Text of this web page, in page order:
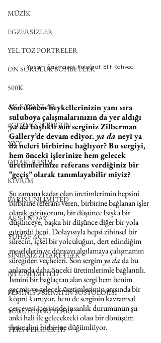
MÜZİK
EGZERSİZLER
YEL TOZ PORTRELER
ON SORULUK SOHBETLER
500K
AK-SAYANLAR
#GEÇMİŞTEBUGÜN
XXY
ODAK: RESİM
KIVRIM
PARIS UNLIMITED
AKS-ENDAZ
TUHAF AÇI
SINIRSIZ ZİYARETLER
NY UNLIMITED
FEMİNİST SANATIN SOSYOLOJİSİ
YÜRÜYÜŞ NOTLARI
TERS PERSPEKTİF
Yaşam Şaşmazer, Fotoğraf: Elif Kahveci
Son dönem heykellerinizin yanı sıra
suluboya çalışmalarınızın da yer aldığı
ya da başlıklı son serginiz Zilberman
Gallery’de devam ediyor. ya da neyi ya
da neleri birbirine bağlıyor? Bu sergiyi,
hem önceki işlerinize hem gelecek
üretimlerinize referans verdiğiniz bir
“geçiş” olarak tanımlayabilir miyiz?
Şu zamana kadar olan üretimlerimin hepsini
birbirine referans veren, birbirine bağlanan işler
olarak görüyorum, bir düşünce başka bir
düşünceye, başka bir düşünce diğer bir yola
götürdü beni. Dolayısıyla hepsi zihinsel bir
sürecin, içsel bir yolculuğun, dert edindiğim
meselelerin ve dünyayı algılamaya çalışmamın
süregiden veçheleri. Son sergim ya da da bu
anlamda daha önceki üretimlerimle bağlantılı.
İsmini bir bağlaçtan alan sergi hem benim
geçmiş ve gelecek üretimlerimin arasında bir
köprü kuruyor, hem de serginin kavramsal
çerçevesi içerisinde insanlık durumunun şu
anki hali ile gelecekteki olası bir dönüşüm
ihtimalini birbirine düğümlüyor.